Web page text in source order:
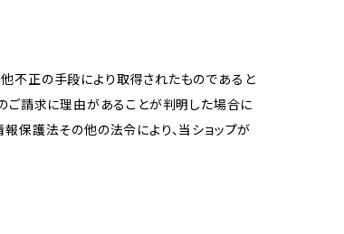
不正の手段により取得されたものであると
ご請求に理由があることが判明した場合に
保護法その他の法令により、当ショップが